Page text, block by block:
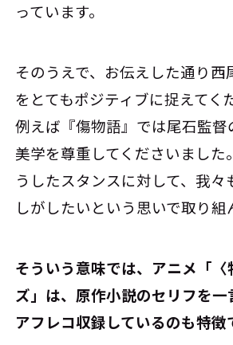
っています。
そのうえで、お伝えした通り西
をとてもポジティブに捉えてく
例えば『傷物語』では尾石監督
美学を尊重してくださいました
うしたスタンスに対して、我々
しがしたいという思いで取り組
――そういう意味では、アニメ「
ズ」は、原作小説のセリフを一
アフレコ収録しているのも特徴